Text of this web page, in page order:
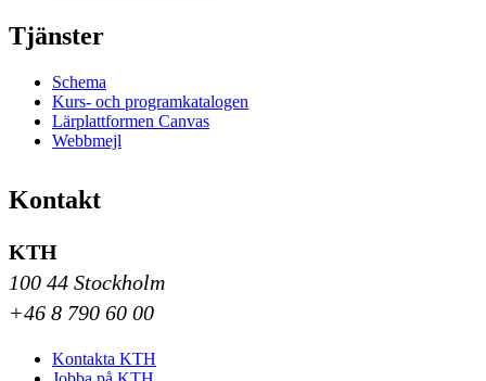
Tjänster
Schema
Kurs- och programkatalogen
Lärplattformen Canvas
Webbmejl
Kontakt
KTH
100 44 Stockholm
+46 8 790 60 00
Kontakta KTH